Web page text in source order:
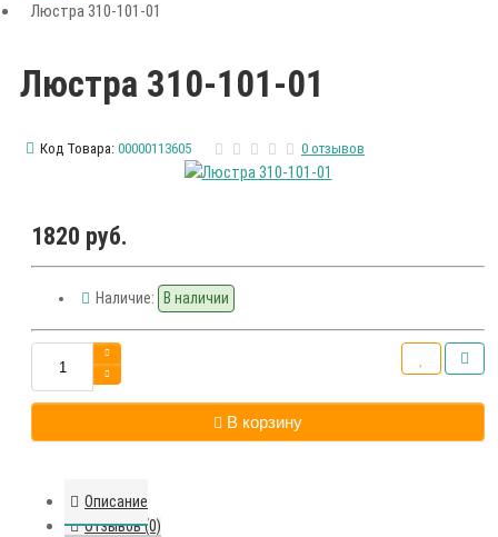
Люстра 310-101-01
Люстра 310-101-01
Код Товара: 00000113605 0 отзывов
1820 руб.
Наличие: В наличии
В корзину
Описание
Отзывов (0)